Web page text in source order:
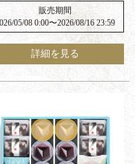
販売期間
05/08 0:00〜2026/08/16 23:59
詳細を見る